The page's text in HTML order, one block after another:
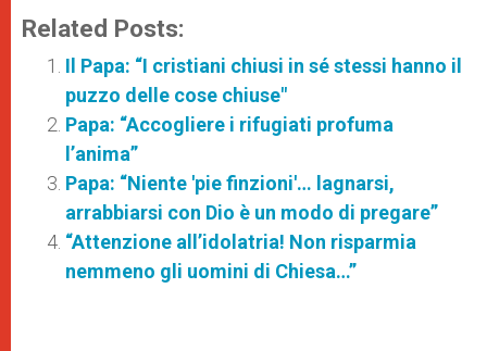
Related Posts:
Il Papa: “I cristiani chiusi in sé stessi hanno il
puzzo delle cose chiuse"
Papa: “Accogliere i rifugiati profuma
l’anima”
Papa: “Niente 'pie finzioni'… lagnarsi,
arrabbiarsi con Dio è un modo di pregare”
“Attenzione all’idolatria! Non risparmia
nemmeno gli uomini di Chiesa…”